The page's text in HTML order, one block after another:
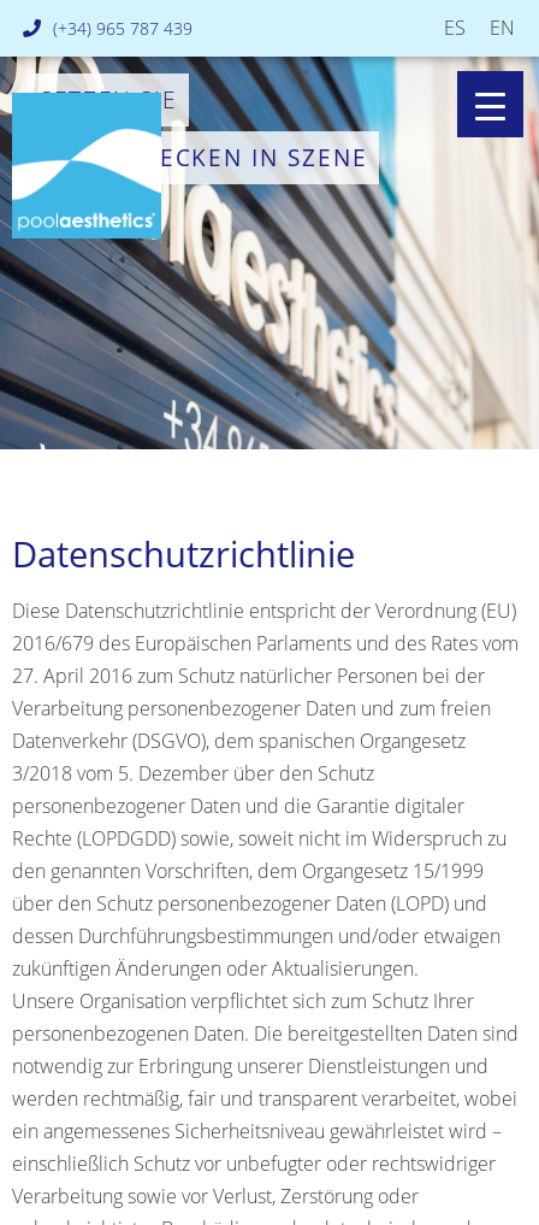
(+34) 965 787 439 ES EN
SETZEN SIE
DAS BECKEN IN SZENE
Datenschutzrichtlinie
Diese Datenschutzrichtlinie entspricht der Verordnung (EU)
2016/679 des Europäischen Parlaments und des Rates vom
27. April 2016 zum Schutz natürlicher Personen bei der
Verarbeitung personenbezogener Daten und zum freien
Datenverkehr (DSGVO), dem spanischen Organgesetz
3/2018 vom 5. Dezember über den Schutz
personenbezogener Daten und die Garantie digitaler
Rechte (LOPDGDD) sowie, soweit nicht im Widerspruch zu
den genannten Vorschriften, dem Organgesetz 15/1999
über den Schutz personenbezogener Daten (LOPD) und
dessen Durchführungsbestimmungen und/oder etwaigen
zukünftigen Änderungen oder Aktualisierungen.
Unsere Organisation verpflichtet sich zum Schutz Ihrer
personenbezogenen Daten. Die bereitgestellten Daten sind
notwendig zur Erbringung unserer Dienstleistungen und
werden rechtmäßig, fair und transparent verarbeitet, wobei
ein angemessenes Sicherheitsniveau gewährleistet wird –
einschließlich Schutz vor unbefugter oder rechtswidriger
Verarbeitung sowie vor Verlust, Zerstörung oder